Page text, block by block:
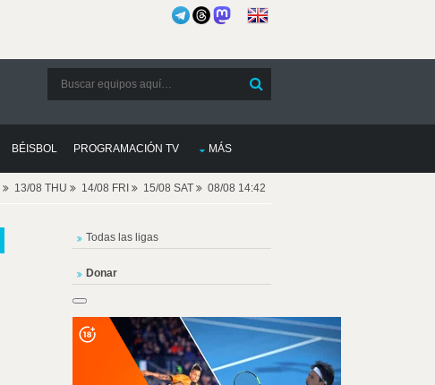
BÉISBOL PROGRAMACIÓN TV MÁS
13/08 THU 14/08 FRI 15/08 SAT 08/08 14:42
Todas las ligas
Donar